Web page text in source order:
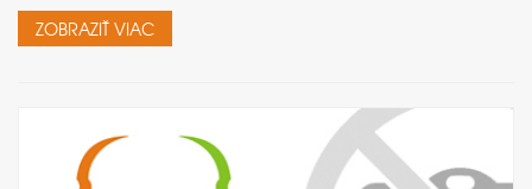
ZOBRAZIŤ VIAC